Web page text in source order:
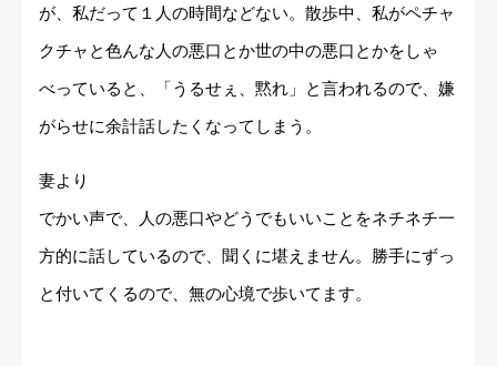
が、私だって１人の時間などない。散歩中、私がペチャ
クチャと色んな人の悪口とか世の中の悪口とかをしゃ
べっていると、「うるせぇ、黙れ」と言われるので、嫌
がらせに余計話したくなってしまう。
妻より
でかい声で、人の悪口やどうでもいいことをネチネチ一
方的に話しているので、聞くに堪えません。勝手にずっ
と付いてくるので、無の心境で歩いてます。